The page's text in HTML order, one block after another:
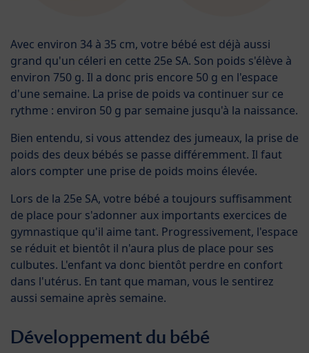
Avec environ 34 à 35 cm, votre bébé est déjà aussi
grand qu'un céleri en cette 25e SA. Son poids s'élève à
environ 750 g. Il a donc pris encore 50 g en l'espace
d'une semaine. La prise de poids va continuer sur ce
rythme : environ 50 g par semaine jusqu'à la naissance.
Bien entendu, si vous attendez des jumeaux, la prise de
poids des deux bébés se passe différemment. Il faut
alors compter une prise de poids moins élevée.
Lors de la 25e SA, votre bébé a toujours suffisamment
de place pour s'adonner aux importants exercices de
gymnastique qu'il aime tant. Progressivement, l'espace
se réduit et bientôt il n'aura plus de place pour ses
culbutes. L'enfant va donc bientôt perdre en confort
dans l'utérus. En tant que maman, vous le sentirez
aussi semaine après semaine.
Développement du bébé